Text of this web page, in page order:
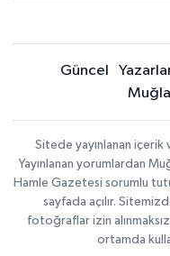
Güncel
Sitede yayınlanan içerik
Yayınlanan yorumlardan
Hamle Gazetesi sorumlu
sayfada açılır.
fotoğraflar izin
ortamda